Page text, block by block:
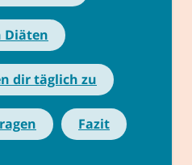
Diäten
dir täglich zu
Fazit